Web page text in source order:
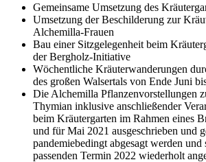
Gemeinsame Umsetzung des
Umsetzung der Beschilderung zur
Alchemilla-Frauen
Bau einer Sitzgelegenheit beim
der Bergholz-Initiative
Wöchentliche Kräuterwanderungen
des großen Walsertals von Ende Juni
Die Alchemilla Pflanzenvorstellungen
Thymian inklusive anschließender
beim Kräutergarten im Rahmen eines
und für Mai 2021 ausgeschrieben und
pandemiebedingt abgesagt werden und
passenden Termin 2022 wiederholt